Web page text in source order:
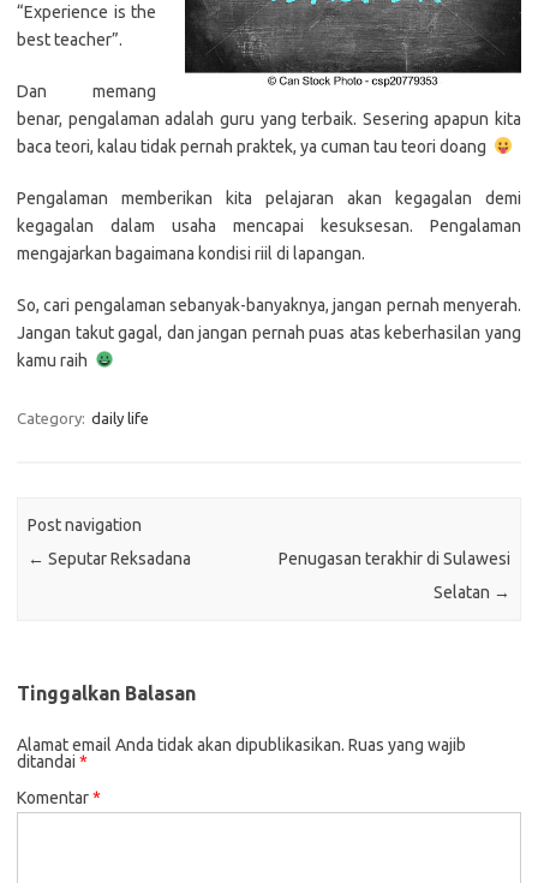
“Experience is the
best teacher”.
Dan memang
benar, pengalaman adalah guru yang terbaik. Sesering apapun kita
baca teori, kalau tidak pernah praktek, ya cuman tau teori doang
Pengalaman memberikan kita pelajaran akan kegagalan demi
kegagalan dalam usaha mencapai kesuksesan. Pengalaman
mengajarkan bagaimana kondisi riil di lapangan.
So, cari pengalaman sebanyak-banyaknya, jangan pernah menyerah.
Jangan takut gagal, dan jangan pernah puas atas keberhasilan yang
kamu raih
Category: daily life
Post navigation
← Seputar Reksadana
Penugasan terakhir di Sulawesi
Selatan →
Tinggalkan Balasan
Alamat email Anda tidak akan dipublikasikan. Ruas yang wajib
ditandai *
Komentar*